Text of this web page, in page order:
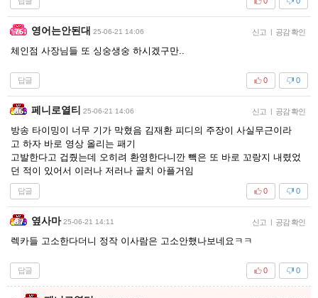
영어는안된대 25-06-21 14:06 신고 | 공감 확인
체인점 사장님들 또 싱숭생숭 하시겠구만..
답글 0
0
페니로열티 25-06-21 14:06 신고 | 공감 확인
방송 타이밍이 너무 기가 막혔음 김재환 피디의 주장이 사실무근이라
고 하자 바로 영상 올리는 패기
고발한다고 겁줬는데 오히려 환영한다니깐 빽은 또 바로 꼬랑지 내렸었
던 적이 있어서 이러나 저러나 골치 아플거임
답글 0
0
옆사마 25-06-21 14:11 신고 | 공감 확인
렉카들 고소한다더니 정작 이사람은 고소안했나보네요ㅋㅋ
답글 0
0